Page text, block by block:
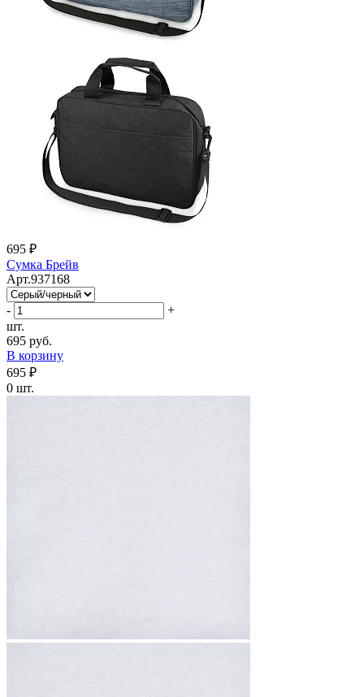
695 ₽
Сумка Брейв
Арт.937168
-
+
шт.
695 руб.
В корзину
695 ₽
0 шт.